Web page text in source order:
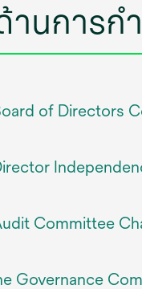
านการกํ
of Directors
Committee
Governance